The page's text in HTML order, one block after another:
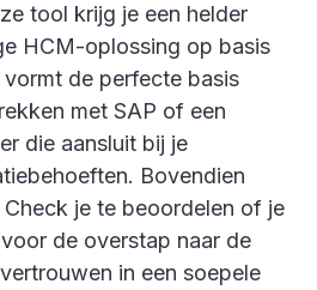
tool krijg je een helder
HCM-oplossing op basis
de perfecte basis
met SAP of een
die aansluit bij je
Bovendien
je te beoordelen of je
de overstap naar de
in een soepele